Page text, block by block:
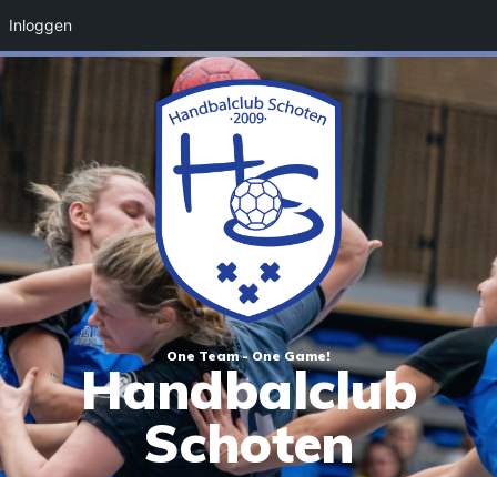
One Team - One Game!
Handbalclub
Schoten
Inloggen